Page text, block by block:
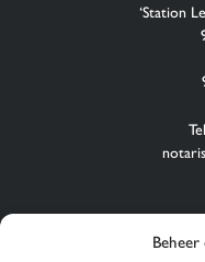
‘Station